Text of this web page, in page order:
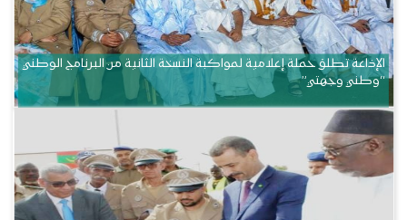
الإذاعة تطلق حملة إعلامية لمواكبة النسخة الثانية من البرنامج الوطني
“وطني وجهتي”